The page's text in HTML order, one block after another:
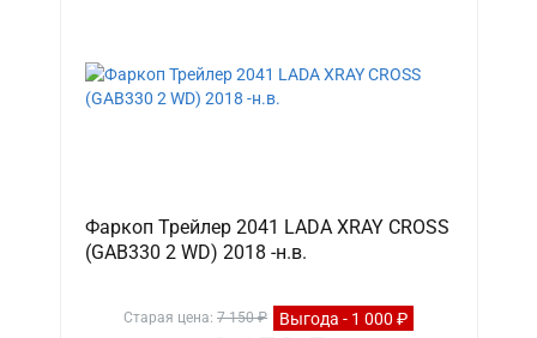
Фаркоп Трейлер 2041 LADA XRAY CROSS
(GAB330 2 WD) 2018 -н.в.
Старая цена: 7 150 ₽ Выгода - 1 000 ₽